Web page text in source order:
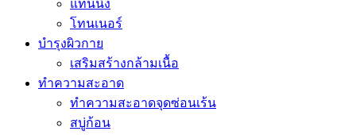
แทนนิ่ง
โทนเนอร์
บำรุงผิวกาย
เสริมสร้างกล้ามเนื้อ
ทำความสะอาด
ทำความสะอาดจุดซ่อนเร้น
สบู่ก้อน